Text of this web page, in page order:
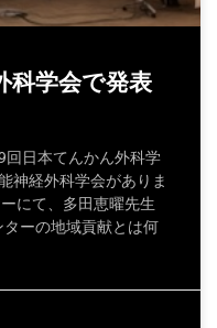
科学会で発表
回日本てんかん外科学
神経外科学会がありま
にて、多田恵曜先生
ーの地域貢献とは何